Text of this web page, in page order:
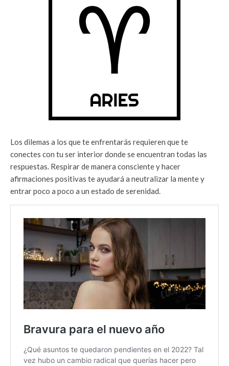
Los dilemas a los que te enfrentarás requieren que te
conectes con tu ser interior donde se encuentran todas las
respuestas. Respirar de manera consciente y hacer
afirmaciones positivas te ayudará a neutralizar la mente y
entrar poco a poco a un estado de serenidad.